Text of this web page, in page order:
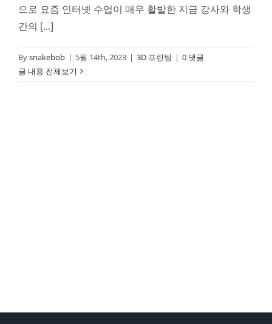
으로 요즘 인터넷 수업이 매우 활발한 지금 강사와 학생
간의 [...]
Bysnakebob | 5월 14th, 2023 | 3D 프린팅 | 0 댓글
글 내용 전체보기